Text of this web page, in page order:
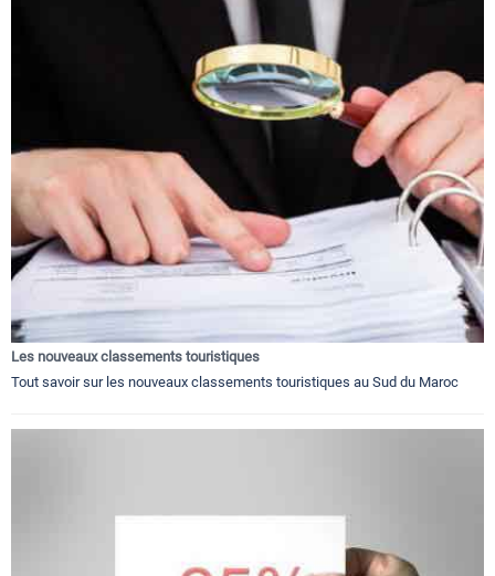
Les nouveaux classements touristiques
Tout savoir sur les nouveaux classements touristiques au Sud du Maroc